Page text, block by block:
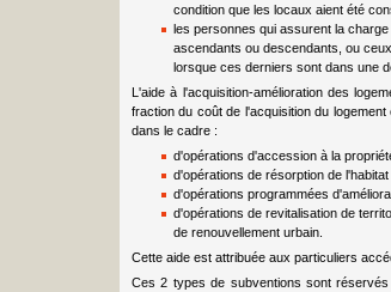
condition que les locaux aient été
les personnes qui assurent la
ascendants ou descendants, ou
lorsque ces derniers sont dans une
L'aide à l'acquisition-amélioration des
fraction du coût de l'acquisition du
dans le cadre :
d'opérations d'accession à la
d'opérations de résorption de
d'opérations programmées
d'opérations de revitalisation de
de renouvellement urbain.
Cette aide est attribuée aux particuliers
Ces 2 types de subventions sont